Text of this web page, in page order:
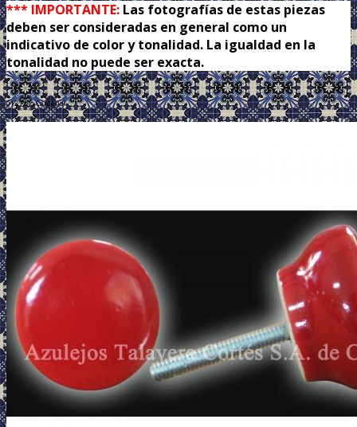
*** IMPORTANTE: Las fotografías de estas piezas
deben ser consideradas en general como un
indicativo de color y tonalidad. La igualdad en la
tonalidad no puede ser exacta.
012 Rojo Cardenal